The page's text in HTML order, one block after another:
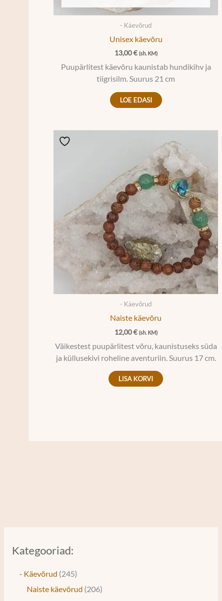
Kategooriad:
- Käevõrud 245
Naiste käevõrud 206
- Käevõrud
Unisex käevõru
13,00€ (sh. KM)
Puupärlitest käevõru kaunistab hundikihv ja
tiigrisilm. Suurus 21 cm
LOE EDASI
- Käevõrud
Naiste käevõru
12,00€ (sh. KM)
Väikestest puupärlitest võru, kaunistuseks süda
ja küllusekivi roheline aventuriin. Suurus 17 cm.
LISA KORVI